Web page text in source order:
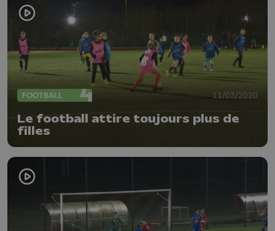
FOOTBALL 11/03/2020
Le football attire toujours plus de
filles